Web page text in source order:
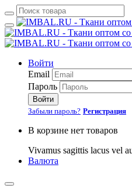
Войти
Email
Пароль
Войти
Забыли пароль? Регистрация
В корзине нет товаров
Vivamus sagittis lacus vel
Валюта